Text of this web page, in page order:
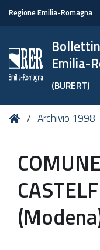
Regione Emilia-Romagna
Emilia-
(BURERT)
Tu HomeArchivio